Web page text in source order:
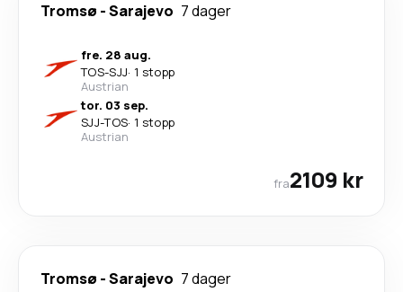
Tromsø -Sarajevo 7 dager
fre. 28 aug.
TOS-SJJ· 1 stopp
Austrian
tor. 03 sep.
SJJ-TOS· 1 stopp
Austrian
fra2109 kr
Tromsø -Sarajevo 7 dager